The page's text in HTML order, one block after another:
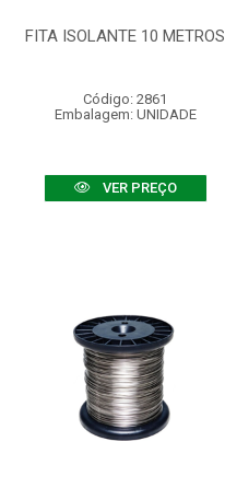
FITA ISOLANTE 10 METROS
Código: 2861
Embalagem: UNIDADE
VER PREÇO